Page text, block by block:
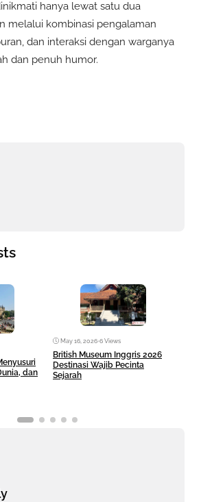
hanya lewat satu dua
melalui kombinasi pengalaman
dan interaksi dengan warganya
dan penuh humor.
dan
May 16, 2026•6 Views
British Museum Inggris 2026
Destinasi Wajib Pecinta
Sejarah